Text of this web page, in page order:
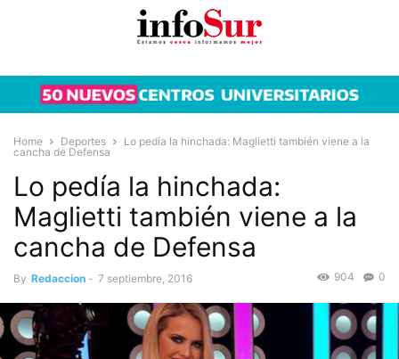
Home Deportes
Lo pedía la hinchada: Maglietti también viene a la
cancha de Defensa
Lo pedía la hinchada:
Maglietti también viene a la
cancha de Defensa
By Redaccion - 7 septiembre, 2016 0
904